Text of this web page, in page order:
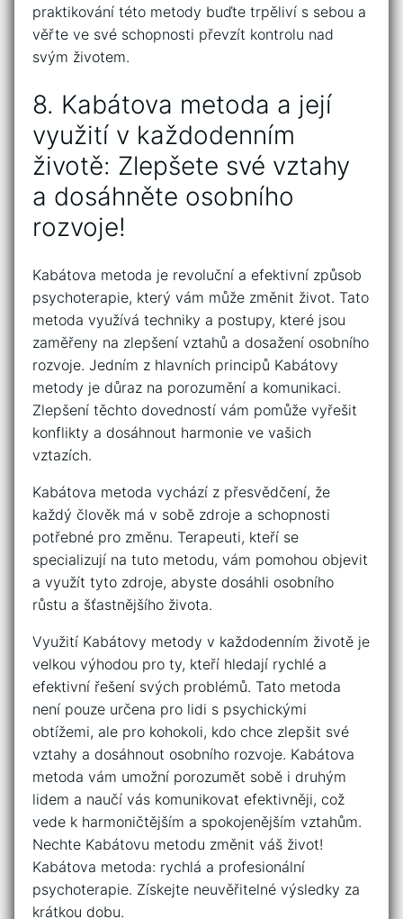
praktikování této metody⁣ buďte trpěliví s sebou a
věřte ve své schopnosti ​převzít kontrolu ⁣nad
svým životem.
8. Kabátova metoda a její
využití​ v ​každodenním⁣
životě: Zlepšete své ⁤vztahy
a dosáhněte osobního
rozvoje!
Kabátova metoda⁣ je revoluční a efektivní způsob
psychoterapie, který vám může změnit život. Tato‌
metoda využívá techniky​ a postupy, které jsou
zaměřeny ⁢na‌ zlepšení‍ vztahů​ a ​dosažení ⁢osobního
rozvoje. Jedním z hlavních principů Kabátovy
metody‍ je důraz‍ na porozumění a komunikaci.
Zlepšení těchto ‍dovedností vám ‍pomůže ‍vyřešit
konflikty a​ dosáhnout ​harmonie ve ‌vašich
vztazích.
Kabátova metoda vychází z přesvědčení, že
každý člověk má v‍ sobě zdroje a schopnosti
potřebné pro změnu. Terapeuti, kteří se
specializují na tuto metodu, vám pomohou objevit
a‍ využít⁤ tyto⁢ zdroje, abyste dosáhli ‍osobního
růstu a šťastnějšího ⁣života.
Využití Kabátovy metody v každodenním životě je
velkou‍ výhodou pro ty, kteří hledají rychlé a
efektivní‍ řešení svých problémů. Tato metoda
není pouze určena pro lidi s psychickými
obtížemi,⁣ ale pro⁣ kohokoli, kdo chce zlepšit své
vztahy ​a ​dosáhnout osobního rozvoje. Kabátova
metoda vám umožní porozumět sobě i ​druhým
lidem a naučí⁣ vás komunikovat efektivněji, což
vede k harmoničtějším a spokojenějším vztahům.
Nechte Kabátovu metodu změnit váš život!
Kabátova​ metoda: rychlá a profesionální
psychoterapie. Získejte neuvěřitelné výsledky za
krátkou dobu.